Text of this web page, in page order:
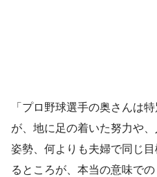
「プロ野球選手の奥さんは
が、地に足の着いた努力や
姿勢、何よりも夫婦で同じ
るところが、本当の意味で